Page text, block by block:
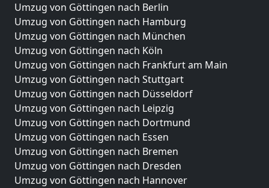
Umzug von Göttingen nach Berlin
Umzug von Göttingen nach Hamburg
Umzug von Göttingen nach München
Umzug von Göttingen nach Köln
Umzug von Göttingen nach Frankfurt am Main
Umzug von Göttingen nach Stuttgart
Umzug von Göttingen nach Düsseldorf
Umzug von Göttingen nach Leipzig
Umzug von Göttingen nach Dortmund
Umzug von Göttingen nach Essen
Umzug von Göttingen nach Bremen
Umzug von Göttingen nach Dresden
Umzug von Göttingen nach Hannover